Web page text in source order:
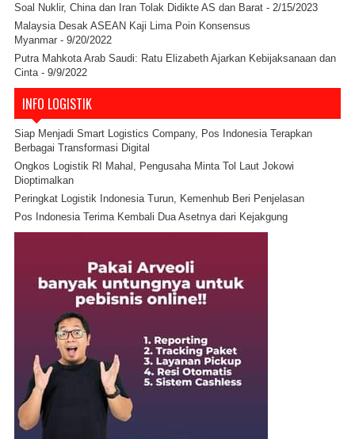
Soal Nuklir, China dan Iran Tolak Didikte AS dan Barat - 2/15/2023
Malaysia Desak ASEAN Kaji Lima Poin Konsensus
Myanmar - 9/20/2022
Putra Mahkota Arab Saudi: Ratu Elizabeth Ajarkan Kebijaksanaan dan
Cinta - 9/9/2022
INFO LOGISTIK
Siap Menjadi Smart Logistics Company, Pos Indonesia Terapkan
Berbagai Transformasi Digital
Ongkos Logistik RI Mahal, Pengusaha Minta Tol Laut Jokowi
Dioptimalkan
Peringkat Logistik Indonesia Turun, Kemenhub Beri Penjelasan
Pos Indonesia Terima Kembali Dua Asetnya dari Kejakgung